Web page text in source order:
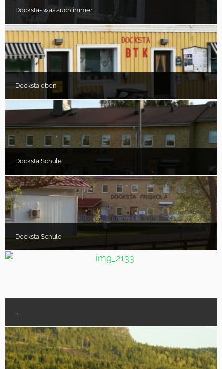
Docksta- was auch immer
Docksta eben
Docksta Schule
Docksta Schule
…